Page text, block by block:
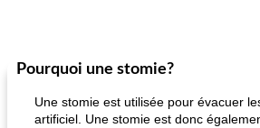
Pourquoi une stomie?
Une stomie est utilisée pour évacuer
artificiel. Une stomie est donc